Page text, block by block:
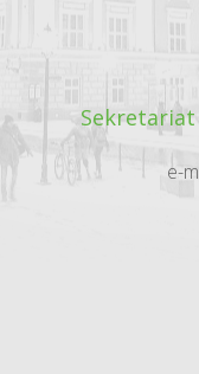
e-